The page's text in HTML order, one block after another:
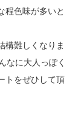
程色味が多いと
構難しくなりま
なに大人っぽく
トをぜひして頂